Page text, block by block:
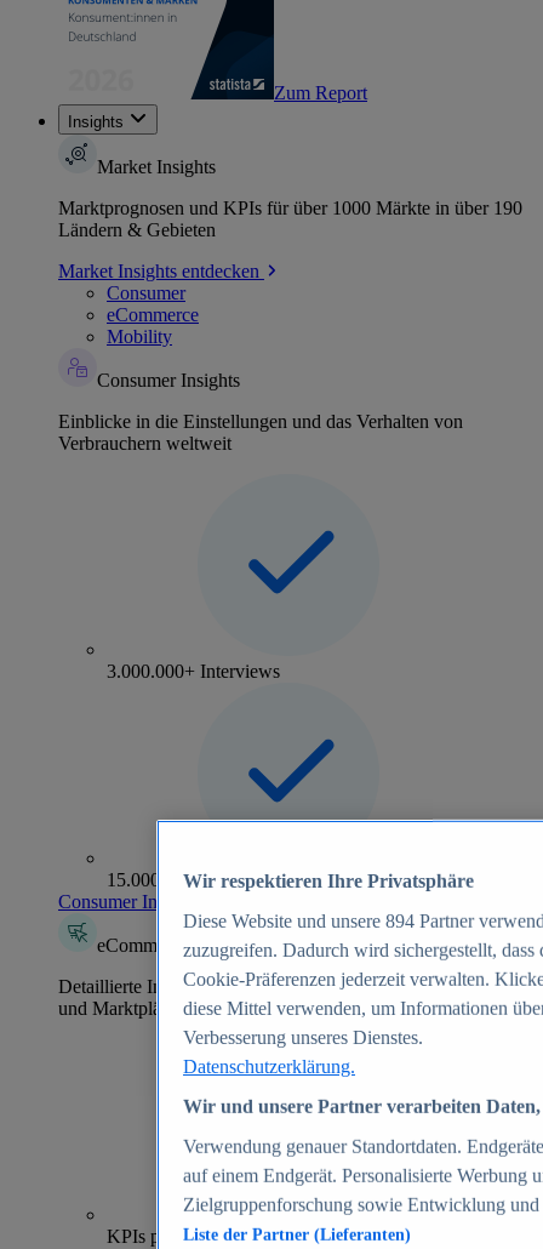
Zum Report
Insights
Market Insights
Marktprognosen und KPIs für über 1000 Märkte in über 190
Ländern & Gebieten
Market Insights entdecken
Consumer
eCommerce
Mobility
Consumer Insights
Einblicke in die Einstellungen und das Verhalten von
Verbrauchern weltweit
3.000.000+ Interviews
15.000+ Marken
Consumer Insights entdecken
eCommerce Insights
Detaillierte Informationen zu mehr als 39.000 Online-Shops
und Marktplätzen
70+
KPIs pro Shop
Wir respektieren Ihre Privatsphäre
Diese Website und unsere 894 Partner
zuzugreifen. Dadurch wird sichergestellt,
Cookie-Präferenzen jederzeit verwalten.
diese Mittel verwenden, um Informationen
Verbesserung unseres Dienstes.
Datenschutzerklärung.
Wir und unsere Partner verarbeiten
Verwendung genauer Standortdaten.
auf einem Endgerät. Personalisierte Werbung
Zielgruppenforschung sowie Entwicklung
Liste der Partner (Lieferanten)